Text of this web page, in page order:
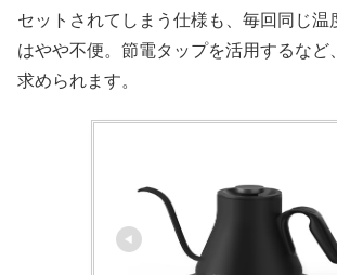
セットされてしまう仕様も、毎回同じ温
はやや不便。節電タップを活用するなど
求められます。